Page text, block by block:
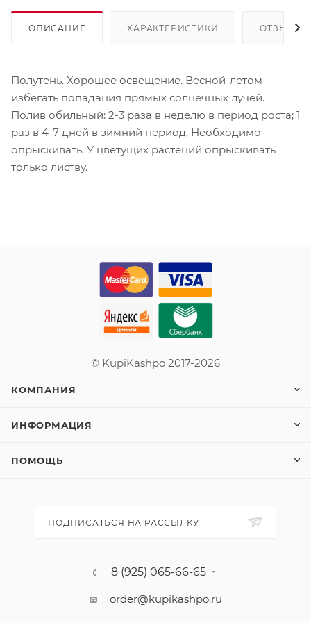
ОПИСАНИЕ ХАРАКТЕРИСТИКИ ОТЗЫВЫ
Полутень. Хорошее освещение. Весной-летом
избегать попадания прямых солнечных лучей.
Полив обильный: 2-3 раза в неделю в период роста; 1
раз в 4-7 дней в зимний период. Необходимо
опрыскивать. У цветущих растений опрыскивать
только листву.
© KupiKashpo 2017-2026
КОМПАНИЯ
ИНФОРМАЦИЯ
ПОМОЩЬ
ПОДПИСАТЬСЯ НА РАССЫЛКУ
8 (925) 065-66-65
order@kupikashpo.ru